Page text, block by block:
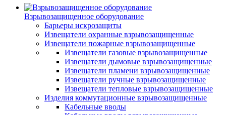
Взрывозащищенное оборудование
Барьеры искрозащиты
Извещатели охранные взрывозащищенные
Извещатели пожарные взрывозащищенные
Извещатели газовые взрывозащищенные
Извещатели дымовые взрывозащищенные
Извещатели пламени взрывозащищенные
Извещатели ручные взрывозащищенные
Извещатели тепловые взрывозащищенные
Изделия коммутационные взрывозащищенные
Кабельные вводы